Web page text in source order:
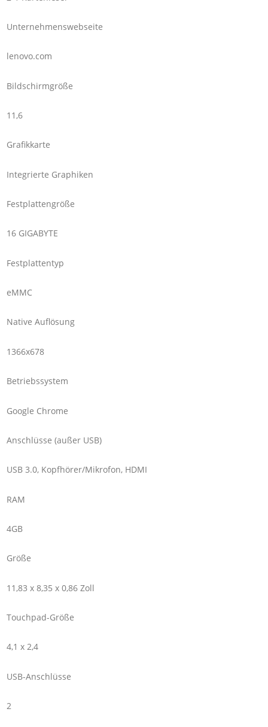
Unternehmenswebseite
lenovo.com
Bildschirmgröße
11,6
Grafikkarte
Integrierte Graphiken
Festplattengröße
16 GIGABYTE
Festplattentyp
eMMC
Native Auflösung
1366x678
Betriebssystem
Google Chrome
Anschlüsse (außer USB)
USB 3.0, Kopfhörer/Mikrofon, HDMI
RAM
4GB
Größe
11,83 x 8,35 x 0,86 Zoll
Touchpad-Größe
4,1 x 2,4
USB-Anschlüsse
2